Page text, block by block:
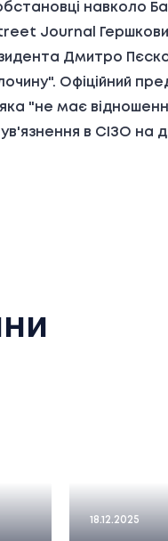
навколо
Journal
Дмитро
Офіційний
"не має
в СІЗО на
18.12.2025